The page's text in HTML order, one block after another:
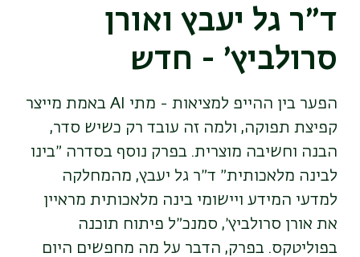
ד״ר גל יעבץ ואורן
סרולביץ׳ - חדש
הפער בין ההייפ למציאות - מתי AI באמת מייצר
קפיצת תפוקה, ולמה זה עובד רק כשיש סדר,
הבנה וחשיבה מוצרית. בפרק נוסף בסדרה ״בינו
לבינה מלאכותית״ ד״ר גל יעבץ, מהמחלקה
למדעי המידע ויישומי בינה מלאכותית מראיין
את אורן סרולביץ׳, סמנכ״ל פיתוח תוכנה
בפוליטקס. בפרק, הדבר על מה מחפשים היום